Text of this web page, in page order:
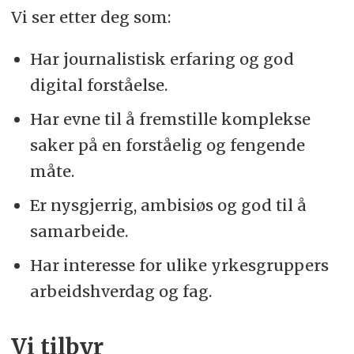
ansatte innen offentlig tjenesteyting.
www.fagbladet.no
Vi ser etter deg som:
Har journalistisk erfaring og god
digital forståelse.
Har evne til å fremstille komplekse
saker på en forståelig og fengende
måte.
Er nysgjerrig, ambisiøs og god til å
samarbeide.
Har interesse for ulike yrkesgruppers
arbeidshverdag og fag.
Vi tilbyr